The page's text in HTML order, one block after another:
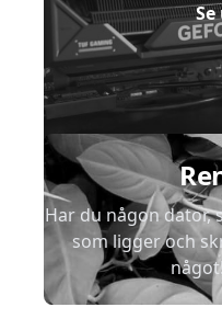
Har du någon
som ligger och